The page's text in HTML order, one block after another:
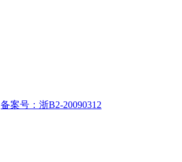
备案号：浙B2-20090312